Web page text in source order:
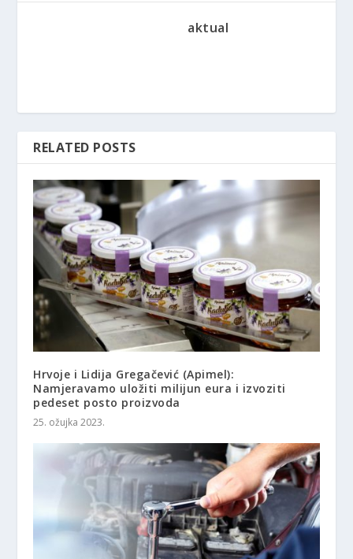
aktual
RELATED POSTS
Hrvoje i Lidija Gregačević (Apimel):
Namjeravamo uložiti milijun eura i izvoziti
pedeset posto proizvoda
25. ožujka 2023.